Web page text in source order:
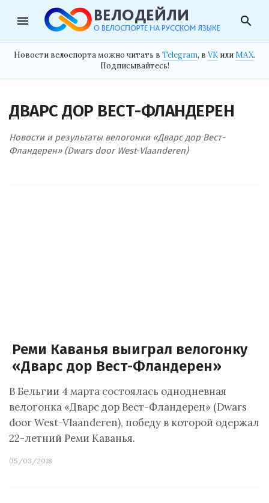
menu search
Новости велоспорта можно читать в Telegram, в VK илиMAX.
Подписывайтесь!
ДВАРС ДОР ВЕСТ-ФЛАНДЕРЕН
Новости и результаты велогонки «Дварс дор Вест-
Фландерен» (Dwars door West-Vlaanderen)
Реми Каванья выиграл велогонку
«Дварс дор Вест-Фландерен»
В Бельгии 4 марта состоялась однодневная
велогонка «Дварс дор Вест-Фландерен» (Dwars
door West-Vlaanderen), победу в которой одержал
22-летний Реми Каванья.
05/03/2018